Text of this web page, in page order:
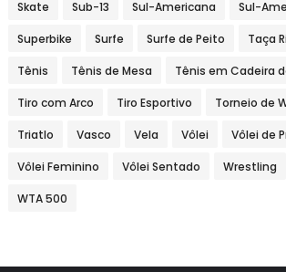
Skate Sub-13 Sul-Americana Sul-
Superbike Surfe Surfe de Peito Taça
Tênis Tênis de Mesa Tênis em Cadeira
Tiro com Arco Tiro Esportivo Torneio de
Triatlo Vasco Vela Vôlei Vôlei de
Vôlei Feminino Vôlei Sentado Wrestling
WTA 500